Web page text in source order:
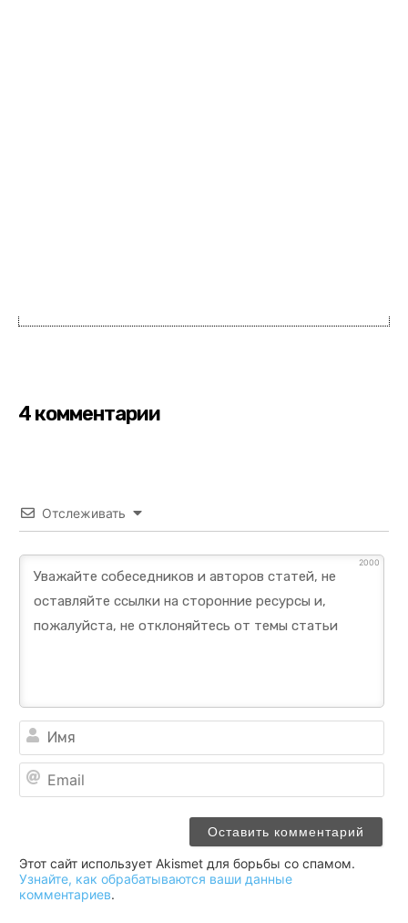
4 комментарии
Отслеживать
2000
Этот сайт использует Akismet для борьбы со спамом.
Узнайте, как обрабатываются ваши данные
комментариев.